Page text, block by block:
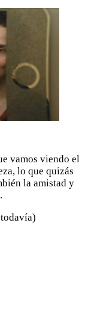
vamos viendo el
lo que quizás
la amistad y